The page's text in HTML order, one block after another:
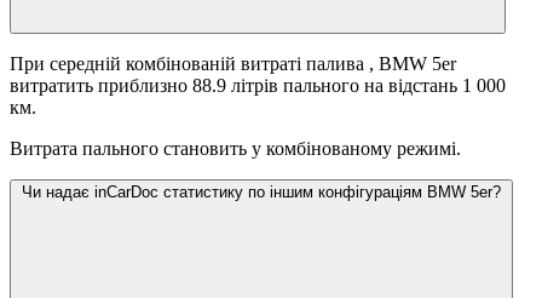
При середній комбінованій витраті палива , BMW 5er
витратить приблизно 88.9 літрів пального на відстань 1 000
км.
Витрата пального становить у комбінованому режимі.
Чи надає inCarDoc статистику по іншим конфігураціям BMW 5er?